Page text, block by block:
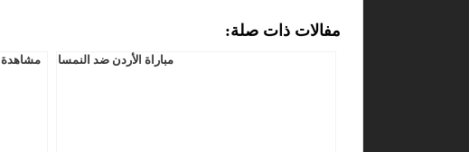
مفالات ذات صلة:
مباراة الأردن ضد النمسا
مشاهدة